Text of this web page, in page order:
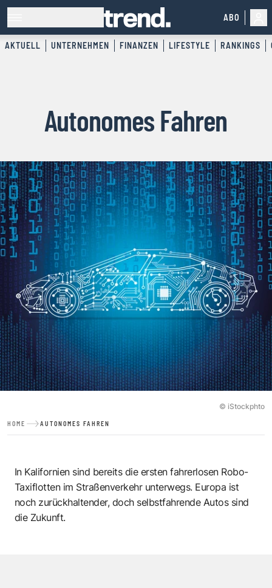
ABO
AKTUELL UNTERNEHMEN FINANZEN LIFESTYLE RANKINGS
Autonomes Fahren
© iStockphto
HOME AUTONOMES FAHREN
In Kalifornien sind bereits die ersten fahrerlosen Robo-
Taxiflotten im Straßenverkehr unterwegs. Europa ist
noch zurückhaltender, doch selbstfahrende Autos sind
die Zukunft.